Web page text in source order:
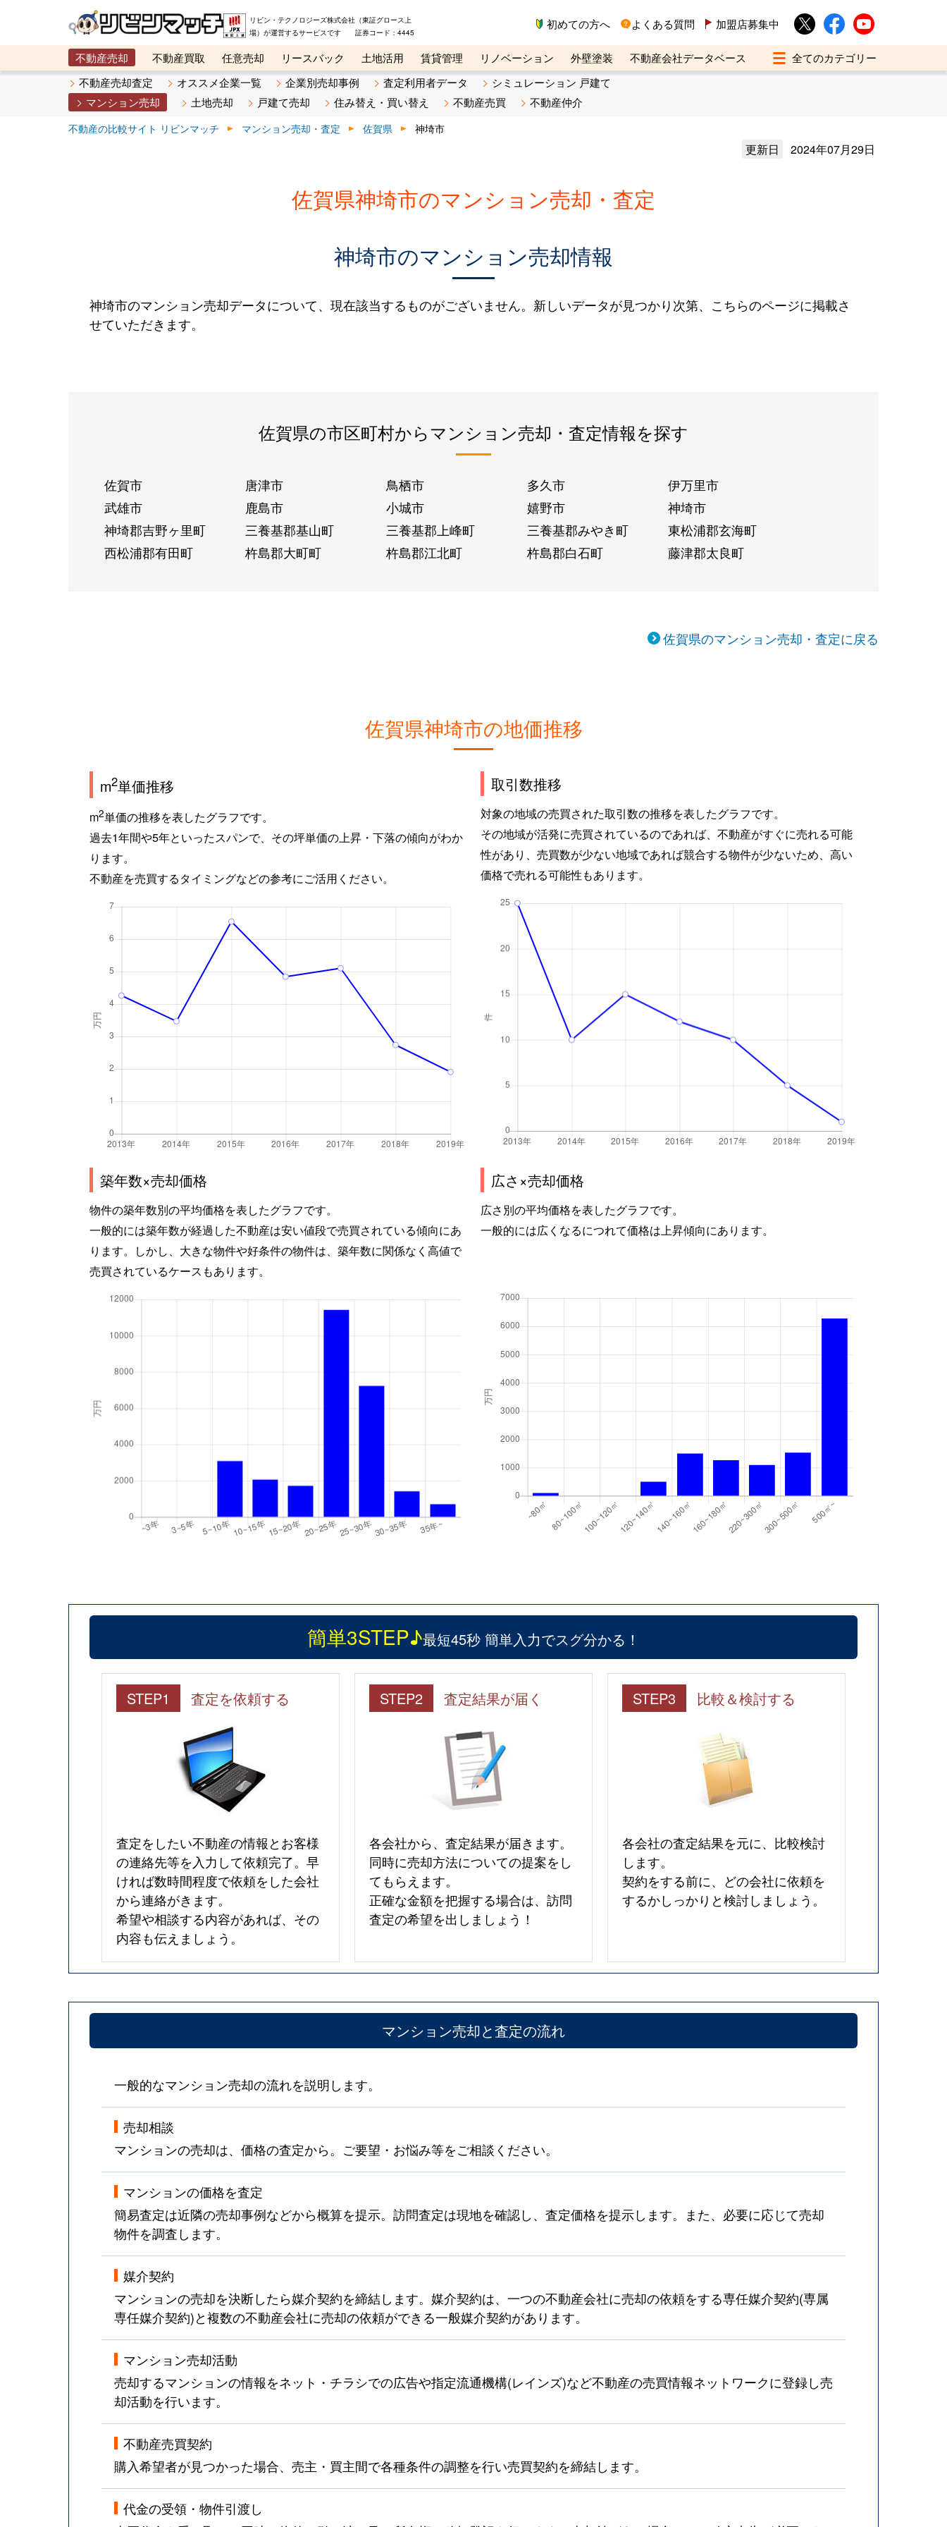
リビン・テクノロジーズ株式会社（東証グロース上
場）が運営するサービスです 証券コード：4445
初めての方へ よくある質問 加盟店募集中
不動産売却 不動産買取 任意売却 リースバック 土地活用 賃貸管理 リノベーション 外壁塗装
不動産会社データベース
メタ住宅展示場
ベスト不動産カンパニー オンライン講座 リビンマガジンBiz 不動産売却ご相談デスク
不動産売却査定 オススメ企業一覧 企業別売却事例 査定利用者データ
シミュレーション 戸建て
マンション売却
土地売却 戸建て売却 住み替え・買い替え 不動産売買 不動産仲介
不動産の比較サイト リビンマッチ マンション売却・査定 佐賀県 神埼市
更新日 2024年07月29日
佐賀県神埼市のマンション売却・査定
神埼市のマンション売却情報
神埼市のマンション売却データについて、現在該当するものがございません。新しいデータが見つかり次第、こちらのページに掲載さ
せていただきます。
佐賀県の市区町村からマンション売却・査定情報を探す
佐賀市 唐津市 鳥栖市 多久市
伊万里市
武雄市
鹿島市 小城市 嬉野市
神埼市
神埼郡吉野ヶ里町
三養基郡基山町 三養基郡上峰町 三養基郡みやき町
東松浦郡玄海町
西松浦郡有田町
杵島郡大町町 杵島郡江北町 杵島郡白石町 藤津郡太良町
佐賀県のマンション売却・査定に戻る
佐賀県神埼市の地価推移
m2単価推移
m2単価の推移を表したグラフです。
過去1年間や5年といったスパンで、その坪単価の上昇・下落の傾向がわか
ります。
不動産を売買するタイミングなどの参考にご活用ください。
取引数推移
対象の地域の売買された取引数の推移を表したグラフです。
その地域が活発に売買されているのであれば、不動産がすぐに売れる可能
性があり、売買数が少ない地域であれば競合する物件が少ないため、高い
価格で売れる可能性もあります。
築年数×売却価格
物件の築年数別の平均価格を表したグラフです。
一般的には築年数が経過した不動産は安い値段で売買されている傾向にあ
ります。しかし、大きな物件や好条件の物件は、築年数に関係なく高値で
売買されているケースもあります。
広さ×売却価格
広さ別の平均価格を表したグラフです。
一般的には広くなるにつれて価格は上昇傾向にあります。
簡単3STEP♪最短45秒 簡単入力でスグ分かる！
STEP1 査定を依頼する
査定をしたい不動産の情報とお客様
の連絡先等を入力して依頼完了。早
ければ数時間程度で依頼をした会社
から連絡がきます。
希望や相談する内容があれば、その
内容も伝えましょう。
STEP2 査定結果が届く
各会社から、査定結果が届きます。
同時に売却方法についての提案をし
てもらえます。
正確な金額を把握する場合は、訪問
査定の希望を出しましょう！
STEP3 比較＆検討する
各会社の査定結果を元に、比較検討
します。
契約をする前に、どの会社に依頼を
するかしっかりと検討しましょう。
マンション売却と査定の流れ
一般的なマンション売却の流れを説明します。
売却相談
マンションの売却は、価格の査定から。ご要望・お悩み等をご相談ください。
マンションの価格を査定
簡易査定は近隣の売却事例などから概算を提示。訪問査定は現地を確認し、査定価格を提示します。また、必要に応じて売却
物件を調査します。
媒介契約
マンションの売却を決断したら媒介契約を締結します。媒介契約は、一つの不動産会社に売却の依頼をする専任媒介契約(専属
専任媒介契約)と複数の不動産会社に売却の依頼ができる一般媒介契約があります。
マンション売却活動
売却するマンションの情報をネット・チラシでの広告や指定流通機構(レインズ)など不動産の売買情報ネットワークに登録し売
却活動を行います。
不動産売買契約
購入希望者が見つかった場合、売主・買主間で各種条件の調整を行い売買契約を締結します。
代金の受領・物件引渡し